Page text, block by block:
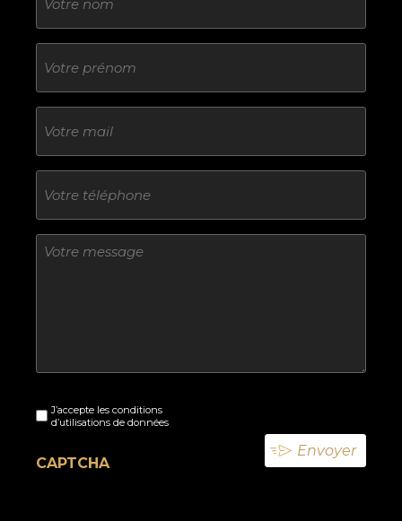
Sans
titre
E-
mail
Téléphone
Sans
titre
titreJ’accepte les conditions
d’utilisations de données
CAPTCHA